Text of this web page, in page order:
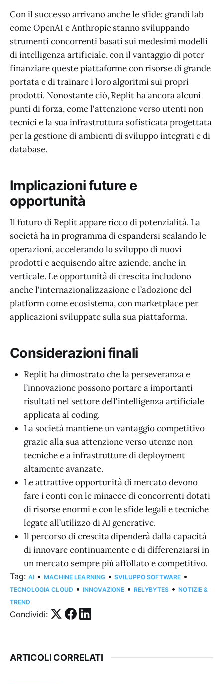
Con il successo arrivano anche le sfide: grandi lab
come OpenAI e Anthropic stanno sviluppando
strumenti concorrenti basati sui medesimi modelli
di intelligenza artificiale, con il vantaggio di poter
finanziare queste piattaforme con risorse di grande
portata e di trainare i loro algoritmi sui propri
prodotti. Nonostante ciò, Replit ha ancora alcuni
punti di forza, come l'attenzione verso utenti non
tecnici e la sua infrastruttura sofisticata progettata
per la gestione di ambienti di sviluppo integrati e di
database.
Implicazioni future e
opportunità
Il futuro di Replit appare ricco di potenzialità. La
società ha in programma di espandersi scalando le
operazioni, accelerando lo sviluppo di nuovi
prodotti e acquisendo altre aziende, anche in
verticale. Le opportunità di crescita includono
anche l'internazionalizzazione e l’adozione del
platform come ecosistema, con marketplace per
applicazioni sviluppate sulla sua piattaforma.
Considerazioni finali
Replit ha dimostrato che la perseveranza e
l’innovazione possono portare a importanti
risultati nel settore dell'intelligenza artificiale
applicata al coding.
La società mantiene un vantaggio competitivo
grazie alla sua attenzione verso utenze non
tecniche e a infrastrutture di deployment
altamente avanzate.
Le attrattive opportunità di mercato devono
fare i conti con le minacce di concorrenti dotati
di risorse enormi e con le sfide legali e tecniche
legate all’utilizzo di AI generative.
Il percorso di crescita dipenderà dalla capacità
di innovare continuamente e di differenziarsi in
un mercato sempre più affollato e competitivo.
Tag: AI • MACHINE LEARNING • SVILUPPO SOFTWARE •
TECNOLOGIA CLOUD • INNOVAZIONE • RELYBYTES • NOTIZIE &
TREND
Condividi:
ARTICOLI CORRELATI